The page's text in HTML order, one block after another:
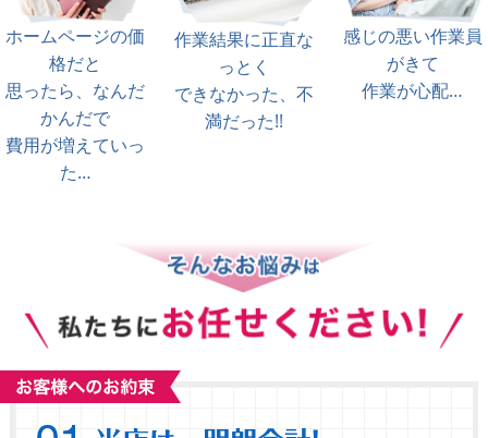
ホームページの価
格だと
思ったら、なんだ
かんだで
費用が増えていっ
た…
作業結果に正直な
っとく
できなかった、不
満だった!!
感じの悪い作業員
がきて
作業が心配…